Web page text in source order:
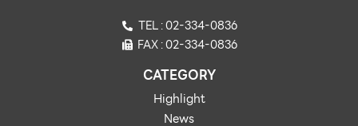
TEL : 02-334-0836
FAX : 02-334-0836
CATEGORY
Highlight
News